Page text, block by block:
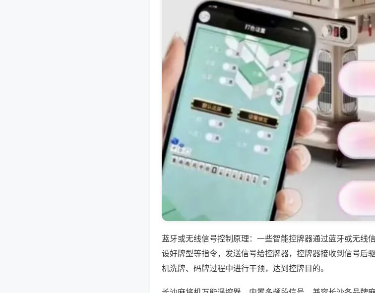
蓝牙或无线信号控制原理：一些智能控牌器通过蓝牙或无线
设好牌型等指令，发送信号给控牌器，控牌器接收到信号后
机洗牌、码牌过程中进行干预，达到控牌目的。